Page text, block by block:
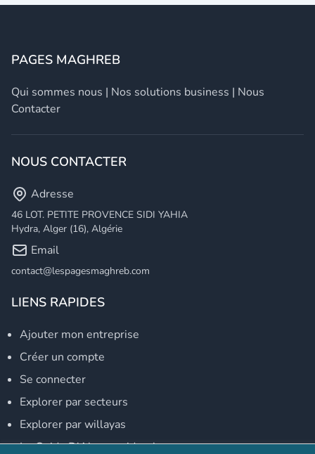
PAGES MAGHREB
Qui sommes nous | Nos solutions business | Nous
Contacter
NOUS CONTACTER
Adresse
46 LOT. PETITE PROVENCE SIDI YAHIA
Hydra, Alger (16), Algérie
Email
contact@lespagesmaghreb.com
LIENS RAPIDES
Ajouter mon entreprise
Créer un compte
Se connecter
Explorer par secteurs
Explorer par willayas
Le Guide D'Alger, guide-alger.com